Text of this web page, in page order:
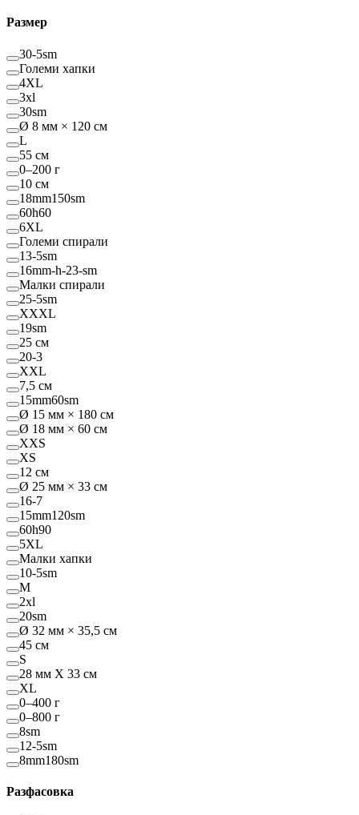
Размер
30-5sm
Големи хапки
4XL
3xl
30sm
Ø 8 мм × 120 см
L
55 см
0–200 г
10 см
18mm150sm
60h60
6XL
Големи спирали
13-5sm
16mm-h-23-sm
Малки спирали
25-5sm
XXXL
19sm
25 см
20-3
XXL
7,5 см
15mm60sm
Ø 15 мм × 180 см
Ø 18 мм × 60 см
XXS
XS
12 см
Ø 25 мм × 33 см
16-7
15mm120sm
60h90
5XL
Малки хапки
10-5sm
M
2xl
20sm
Ø 32 мм × 35,5 см
45 см
S
28 мм Х 33 см
XL
0–400 г
0–800 г
8sm
12-5sm
8mm180sm
Разфасовка